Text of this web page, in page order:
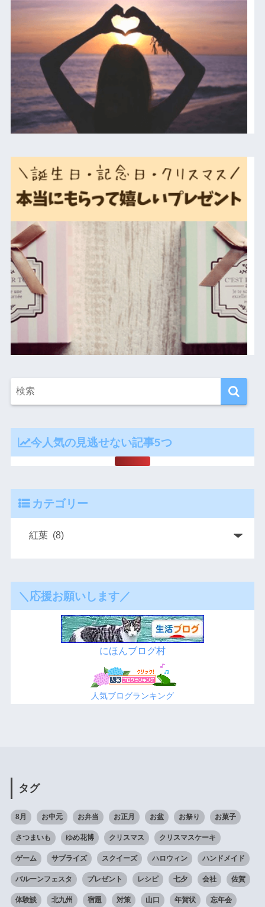
今人気の見逃せない記事5つ
カテゴリー
＼応援お願いします／
にほんブログ村
人気ブログランキング
タグ
8月 お中元 お弁当 お正月 お盆 お祭り お菓子
さつまいも ゆめ花博 クリスマス クリスマスケーキ
ゲーム サプライズ スクイーズ ハロウィン ハンドメイド
バルーンフェスタ プレゼント レシピ 七夕 会社 佐賀
体験談 北九州 宿題 対策 山口 年賀状 忘年会